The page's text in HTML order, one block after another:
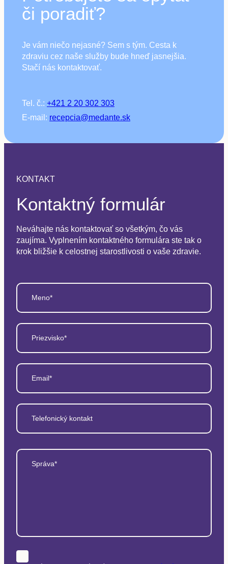
či poradiť?
Je vám niečo nejasné? Sem s tým. Cesta k
zdraviu cez naše služby bude hneď jasnejšia.
Stačí nás kontaktovať.
Tel. č.: +421 2 20 302 303
E-mail: recepcia@medante.sk
KONTAKT
Kontaktný formulár
Neváhajte nás kontaktovať so všetkým, čo vás
zaujíma. Vyplnením kontaktného formulára ste tak o
krok bližšie k celostnej starostlivosti o vaše zdravie.
Meno*
Priezvisko*
Email*
Telefonický kontakt
Správa*